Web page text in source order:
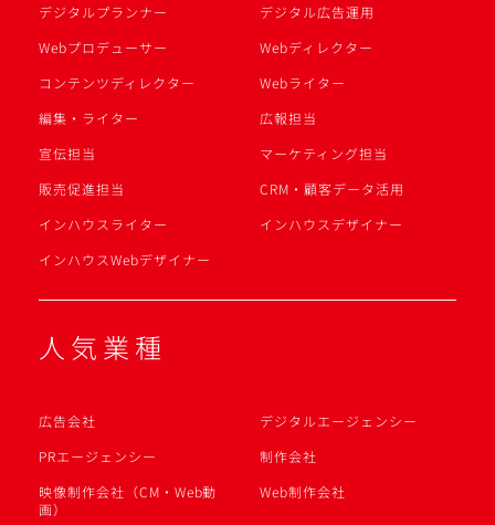
デジタルプランナー
デジタル広告運用
Webプロデューサー
Webディレクター
コンテンツディレクター
Webライター
編集・ライター
広報担当
宣伝担当
マーケティング担当
販売促進担当
CRM・顧客データ活用
インハウスライター
インハウスデザイナー
インハウスWebデザイナー
人気業種
広告会社
デジタルエージェンシー
PRエージェンシー
制作会社
映像制作会社（CM・Web動
画）
Web制作会社